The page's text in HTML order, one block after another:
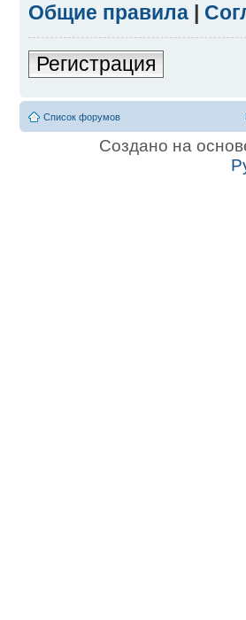
Общие правила
Регистрация
Список форумов
Создано на